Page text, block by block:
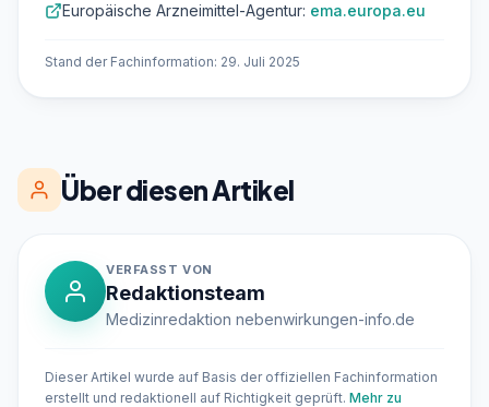
Europäische Arzneimittel-Agentur: ema.europa.eu
Stand der Fachinformation: 29. Juli 2025
Über diesen Artikel
VERFASST VON
Redaktionsteam
Medizinredaktion nebenwirkungen-info.de
Dieser Artikel wurde auf Basis der offiziellen Fachinformation
erstellt und redaktionell auf Richtigkeit geprüft. Mehr zu